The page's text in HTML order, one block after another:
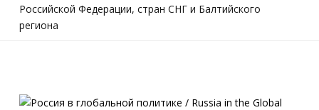
Российской Федерации, стран СНГ и Балтийского
региона